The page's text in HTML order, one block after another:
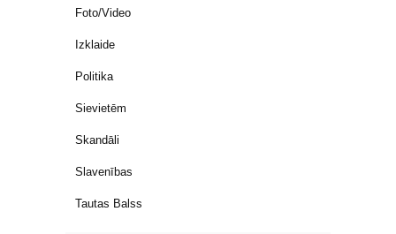
Foto/Video
Izklaide
Politika
Sievietēm
Skandāli
Slavenības
Tautas Balss